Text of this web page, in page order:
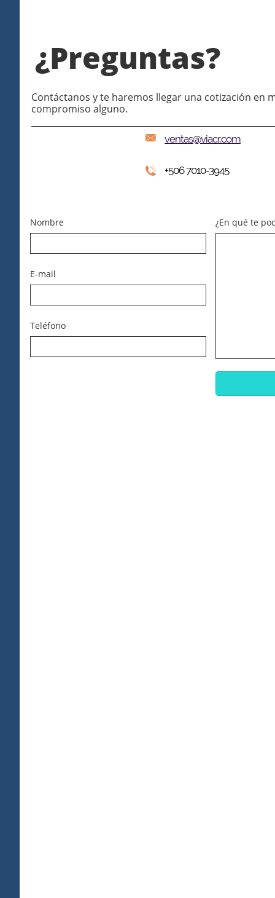
Nombre
E-mail
Teléfono
¿En qué te
Contáctanos y te haremos llegar una cotización en
compromiso alguno.
¿Preguntas?

 +506 7010-3945
ventas@viacr.com